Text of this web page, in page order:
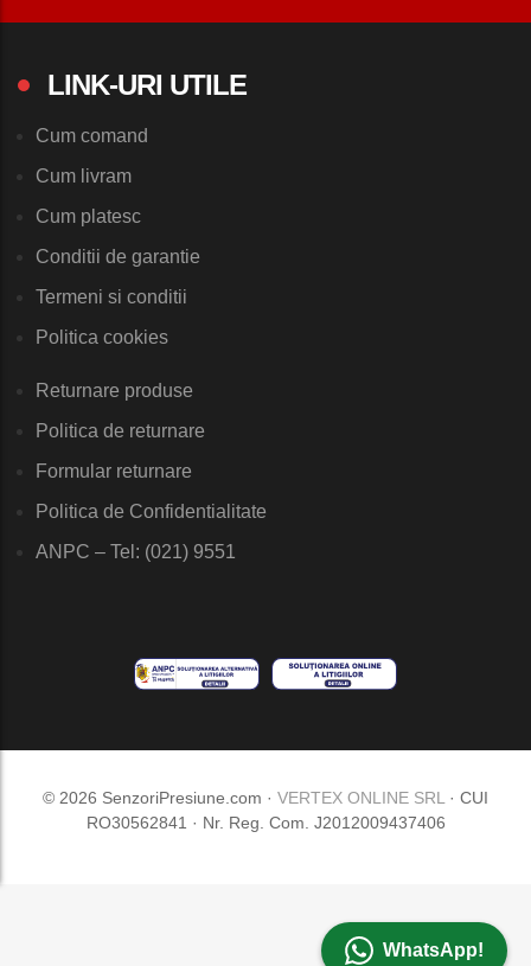
WhatsApp!
LINK-URI UTILE
Cum comand
Cum livram
Cum platesc
Conditii de garantie
Termeni si conditii
Politica cookies
Returnare produse
Politica de returnare
Formular returnare
Politica de Confidentialitate
ANPC – Tel: (021) 9551
© 2026 SenzoriPresiune.com · VERTEX ONLINE SRL · CUI
RO30562841 · Nr. Reg. Com. J2012009437406